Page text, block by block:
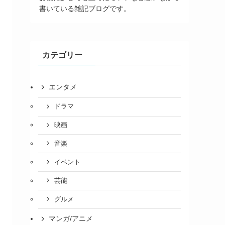
書いている雑記ブログです。
カテゴリー
エンタメ
ドラマ
映画
音楽
イベント
芸能
グルメ
マンガ/アニメ